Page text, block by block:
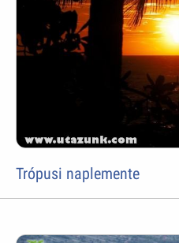
Trópusi naplemente